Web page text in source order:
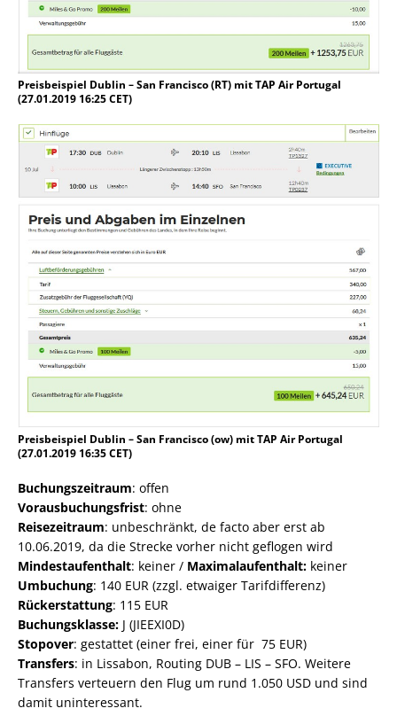
Preisbeispiel Dublin – San Francisco (RT) mit TAP Air Portugal
(27.01.2019 16:25 CET)
Preisbeispiel Dublin – San Francisco (ow) mit TAP Air Portugal
(27.01.2019 16:35 CET)
Buchungszeitraum: offen
Vorausbuchungsfrist: ohne
Reisezeitraum: unbeschränkt, de facto aber erst ab
10.06.2019, da die Strecke vorher nicht geflogen wird
Mindestaufenthalt: keiner / Maximalaufenthalt: keiner
Umbuchung: 140 EUR (zzgl. etwaiger Tarifdifferenz)
Rückerstattung: 115 EUR
Buchungsklasse: J (JIEEXI0D)
Stopover: gestattet (einer frei, einer für 75 EUR)
Transfers: in Lissabon, Routing DUB – LIS – SFO. Weitere
Transfers verteuern den Flug um rund 1.050 USD und sind
damit uninteressant.